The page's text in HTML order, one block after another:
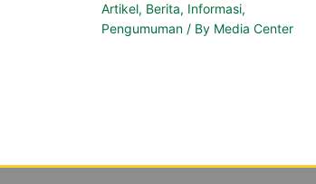
Artikel, Berita, Informasi,
Pengumuman / By Media Center